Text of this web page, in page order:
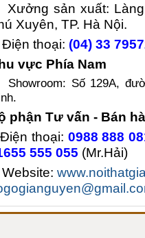
sản xuất: Làng
Xuyên, TP. Hà Nội.
thoại: (04) 33
vực Phía Nam
Showroom: Số 129A,
phận Tư vấn - Bán
thoại: 0988 888
555 055 (Mr.Hải)